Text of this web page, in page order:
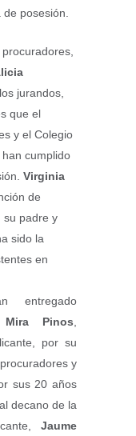
de posesión.
jurandos,
que el
y el Colegio
cumplido
Virginia
de
su padre y
sido la
en
entregado
Pinos,
por su
y
sus 20 años
decano de la
Jaume